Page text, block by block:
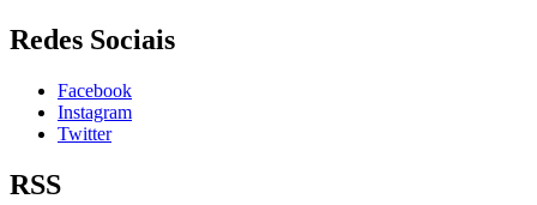
Redes Sociais
Facebook
Instagram
Twitter
RSS